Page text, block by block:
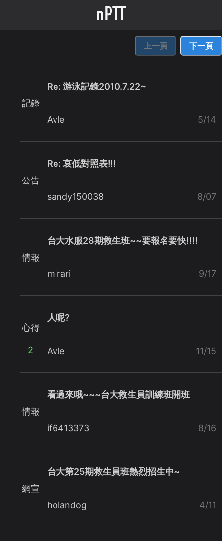
上一頁 下一頁
記錄
Re: 游泳記錄2010.7.22~
Avle 5/14
公告
Re: 哀低對照表!!!
sandy150038 8/07
情報
台大水服28期救生班~~要報名要快!!!!
mirari 9/17
心得
2
人呢?
Avle 11/15
情報
看過來哦~~~台大救生員訓練班開班
if6413373 8/16
網宣
台大第25期救生員班熱烈招生中~
holandog 4/11